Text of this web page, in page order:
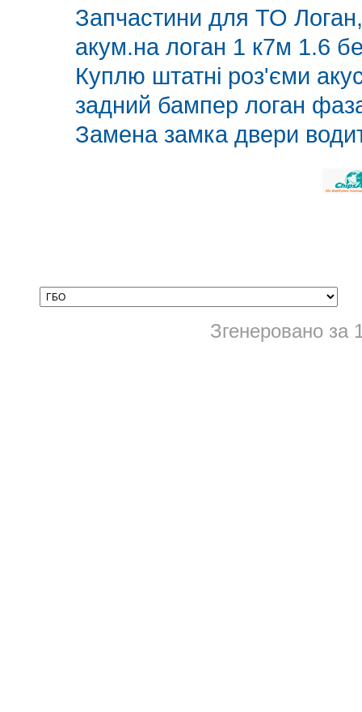
Запчастини для ТО
акум.на логан 1 к7м 1.6
Куплю штатні роз'єми
задний бампер логан
Замена замка двери
Згенеровано за